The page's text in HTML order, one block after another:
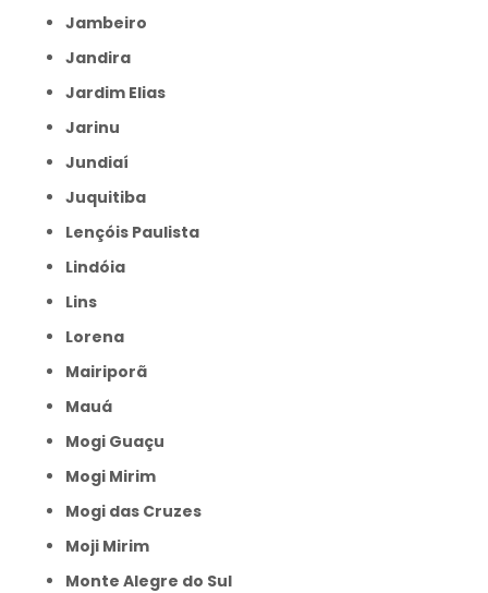
Jambeiro
Jandira
Jardim Elias
Jarinu
Jundiaí
Juquitiba
Lençóis Paulista
Lindóia
Lins
Lorena
Mairiporã
Mauá
Mogi Guaçu
Mogi Mirim
Mogi das Cruzes
Moji Mirim
Monte Alegre do Sul